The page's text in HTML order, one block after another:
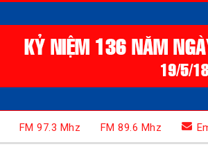
FM 97.3 Mhz FM 89.6 Mhz